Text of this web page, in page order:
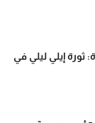
ثورة إيلي ليلي في